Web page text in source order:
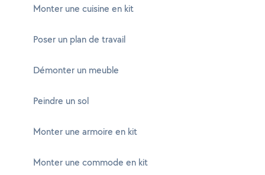
Monter une cuisine en kit
Poser un plan de travail
Démonter un meuble
Peindre un sol
Monter une armoire en kit
Monter une commode en kit